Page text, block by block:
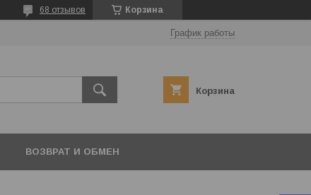
Корзина
68 отзывов
График работы
Корзина
ВОЗВРАТ И ОБМЕН